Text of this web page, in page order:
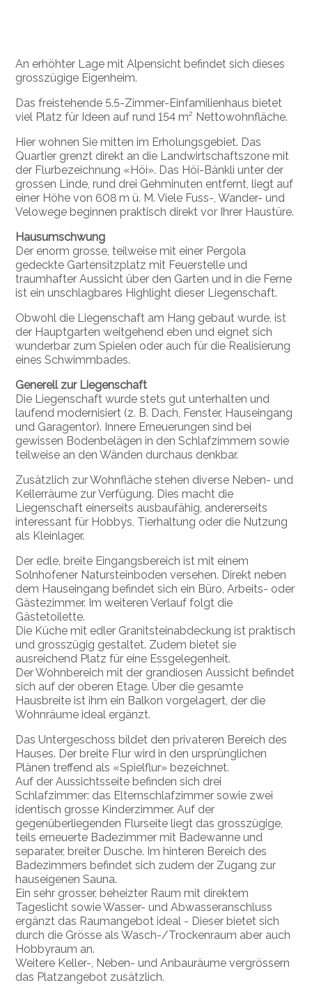
An erhöhter Lage mit Alpensicht befindet sich dieses
grosszügige Eigenheim.
Das freistehende 5.5-Zimmer-Einfamilienhaus bietet
viel Platz für Ideen auf rund 154 m² Nettowohnfläche.
Hier wohnen Sie mitten im Erholungsgebiet. Das
Quartier grenzt direkt an die Landwirtschaftszone mit
der Flurbezeichnung «Höi». Das Höi-Bänkli unter der
grossen Linde, rund drei Gehminuten entfernt, liegt auf
einer Höhe von 608 m ü. M. Viele Fuss-, Wander- und
Velowege beginnen praktisch direkt vor Ihrer Haustüre.
Hausumschwung
Der enorm grosse, teilweise mit einer Pergola
gedeckte Gartensitzplatz mit Feuerstelle und
traumhafter Aussicht über den Garten und in die Ferne
ist ein unschlagbares Highlight dieser Liegenschaft.
Obwohl die Liegenschaft am Hang gebaut wurde, ist
der Hauptgarten weitgehend eben und eignet sich
wunderbar zum Spielen oder auch für die Realisierung
eines Schwimmbades.
Generell zur Liegenschaft
Die Liegenschaft wurde stets gut unterhalten und
laufend modernisiert (z. B. Dach, Fenster, Hauseingang
und Garagentor). Innere Erneuerungen sind bei
gewissen Bodenbelägen in den Schlafzimmern sowie
teilweise an den Wänden durchaus denkbar.
Zusätzlich zur Wohnfläche stehen diverse Neben- und
Kellerräume zur Verfügung. Dies macht die
Liegenschaft einerseits ausbaufähig, andererseits
interessant für Hobbys, Tierhaltung oder die Nutzung
als Kleinlager.
Der edle, breite Eingangsbereich ist mit einem
Solnhofener Natursteinboden versehen. Direkt neben
dem Hauseingang befindet sich ein Büro, Arbeits- oder
Gästezimmer. Im weiteren Verlauf folgt die
Gästetoilette.
Die Küche mit edler Granitsteinabdeckung ist praktisch
und grosszügig gestaltet. Zudem bietet sie
ausreichend Platz für eine Essgelegenheit.
Der Wohnbereich mit der grandiosen Aussicht befindet
sich auf der oberen Etage. Über die gesamte
Hausbreite ist ihm ein Balkon vorgelagert, der die
Wohnräume ideal ergänzt.
Das Untergeschoss bildet den privateren Bereich des
Hauses. Der breite Flur wird in den ursprünglichen
Plänen treffend als «Spielflur» bezeichnet.
Auf der Aussichtsseite befinden sich drei
Schlafzimmer: das Elternschlafzimmer sowie zwei
identisch grosse Kinderzimmer. Auf der
gegenüberliegenden Flurseite liegt das grosszügige,
teils erneuerte Badezimmer mit Badewanne und
separater, breiter Dusche. Im hinteren Bereich des
Badezimmers befindet sich zudem der Zugang zur
hauseigenen Sauna.
Ein sehr grosser, beheizter Raum mit direktem
Tageslicht sowie Wasser- und Abwasseranschluss
ergänzt das Raumangebot ideal - Dieser bietet sich
durch die Grösse als Wasch-/Trockenraum aber auch
Hobbyraum an.
Weitere Keller-, Neben- und Anbauräume vergrössern
das Platzangebot zusätzlich.